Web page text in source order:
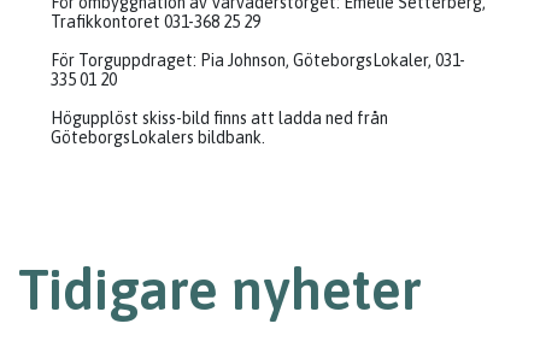
Trafikkontoret 031-368 25 29
För Torguppdraget: Pia Johnson, GöteborgsLokaler, 031-
335 01 20
Högupplöst skiss-bild finns att ladda ned från
GöteborgsLokalers bildbank.
Tidigare nyheter